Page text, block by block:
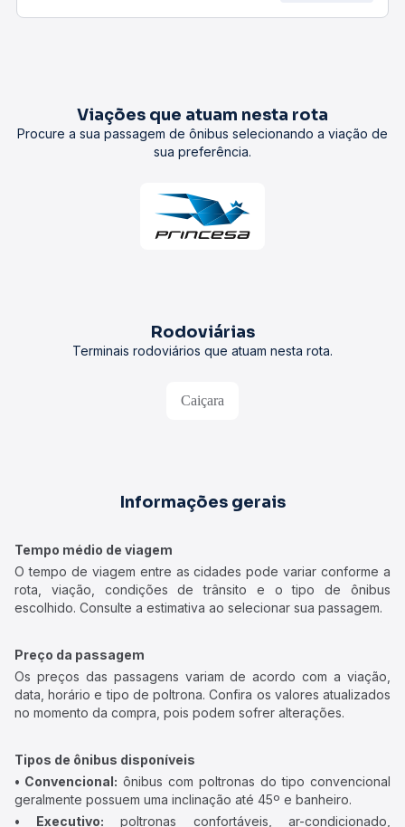
Viações que atuam nesta rota
Procure a sua passagem de ônibus selecionando a viação de
sua preferência.
Rodoviárias
Terminais rodoviários que atuam nesta rota.
Caiçara
Informações gerais
Tempo médio de viagem
O tempo de viagem entre as cidades pode variar conforme a
rota, viação, condições de trânsito e o tipo de ônibus
escolhido. Consulte a estimativa ao selecionar sua passagem.
Preço da passagem
Os preços das passagens variam de acordo com a viação,
data, horário e tipo de poltrona. Confira os valores atualizados
no momento da compra, pois podem sofrer alterações.
Tipos de ônibus disponíveis
• Convencional: ônibus com poltronas do tipo convencional
geralmente possuem uma inclinação até 45º e banheiro.
• Executivo: poltronas confortáveis, ar-condicionado,